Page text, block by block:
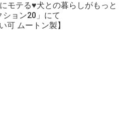
にモテる♥犬との暮らしがもっと
ョン20」にて
可 ムートン製 】